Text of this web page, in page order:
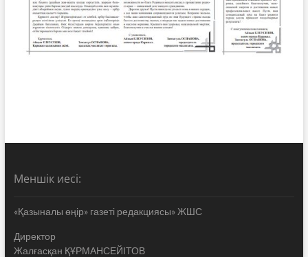
Меншік иесі:
«Қазыналы өңір» газеті редакциясы» ЖШС
Директор
Жалғасқан ҚҰРМАНСЕЙІТОВ